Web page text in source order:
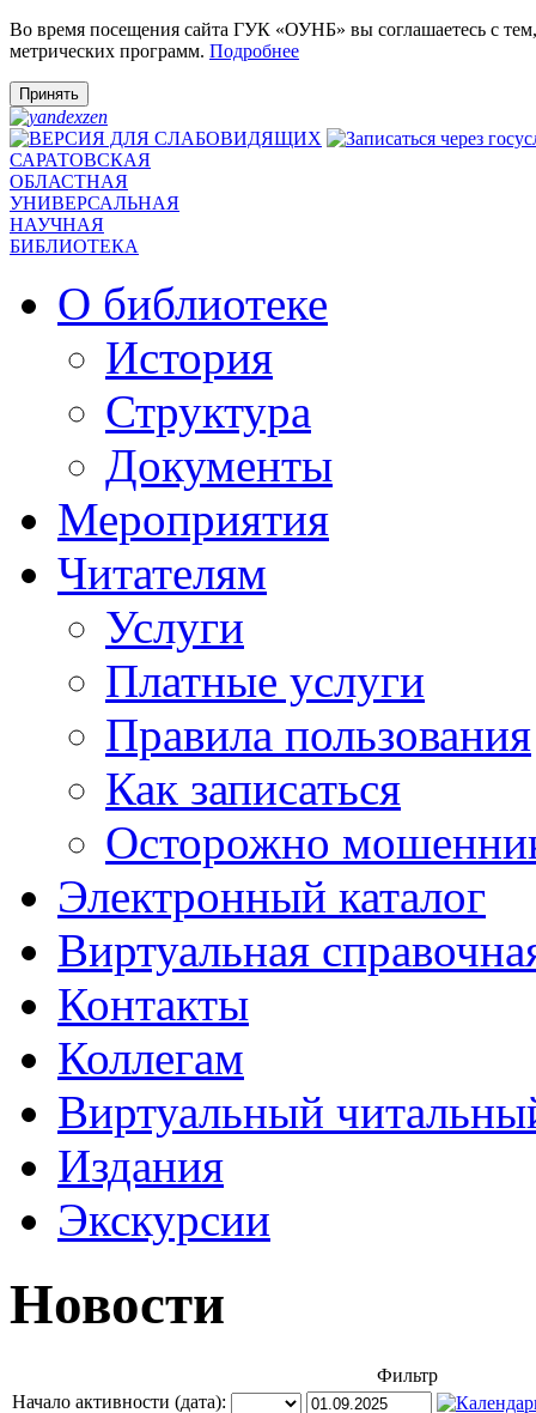
Во время посещения сайта ГУК «ОУНБ» вы соглашаетесь с
метрических программ. Подробнее
Принять
САРАТОВСКАЯ
ОБЛАСТНАЯ
УНИВЕРСАЛЬНАЯ
НАУЧНАЯ
БИБЛИОТЕКА
О библиотеке
История
Структура
Документы
Мероприятия
Читателям
Услуги
Платные услуги
Правила пользования
Как записаться
Осторожно
Электронный каталог
Виртуальная
Контакты
Коллегам
Виртуальный
Издания
Экскурсии
Новости
Фильтр
Начало активности (дата):